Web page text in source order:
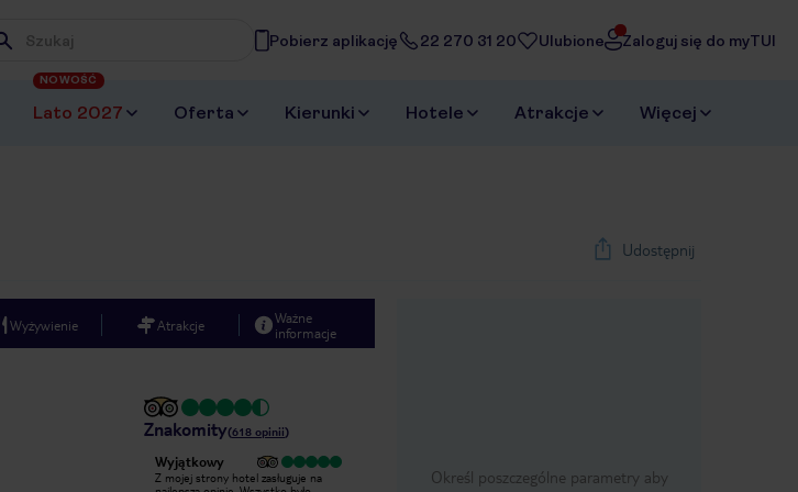
Wpisz frazę, której szukasz
Pobierz aplikację 22 270 31 20 Ulubione Zaloguj się do myTUI
Lato 2027
NOWOŚĆ
Oferta Kierunki Hotele Atrakcje Więcej
Udostępnij
Określ poszczególne parametry aby
Wyżywienie Atrakcje
Ważne
informacje
Znakomity(618 opinii)
Wyjątkowy
Z mojej strony hotel zasługuje na
Z mojej strony hotel zasługuje na